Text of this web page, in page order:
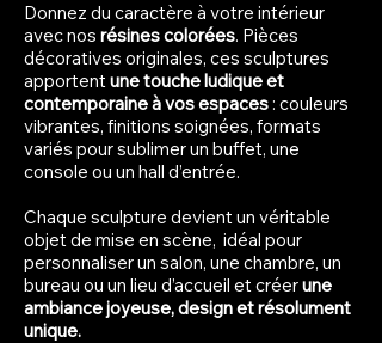
​​Donnez du caractère à votre intérieur
avec nos résines colorées. Pièces
décoratives originales, ces sculptures
apportentune touche ludique et
contemporaine à vos espaces : couleurs
vibrantes, finitions soignées, formats
variés pour sublimer un buffet, une
console ou un hall d’entrée.
Chaque sculpture devient un véritable
objet de mise en scène, idéal pour
personnaliser un salon, une chambre, un
bureau ou un lieu d’accueil et créerune
ambiance joyeuse, design et résolument
unique.​